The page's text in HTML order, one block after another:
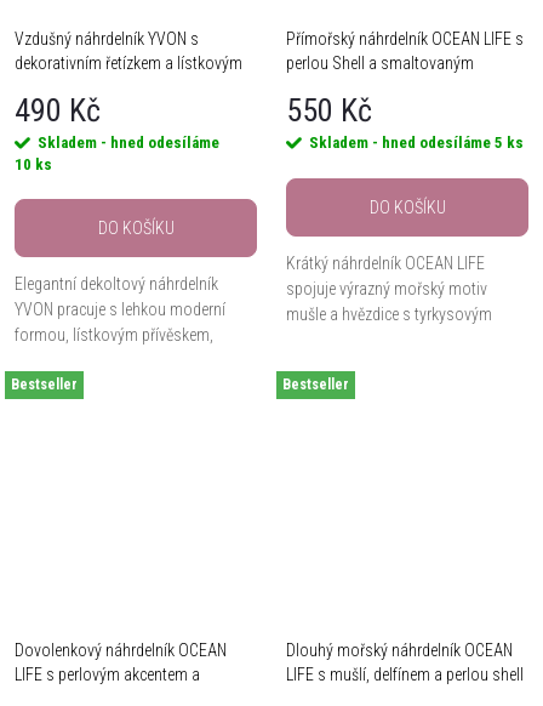
Vzdušný náhrdelník YVON s
dekorativním řetízkem a lístkovým
490 Kč
Skladem - hned odesíláme
10 ks
DO KOŠÍKU
Elegantní dekoltový náhrdelník
YVON pracuje s lehkou moderní
formou, lístkovým přívěskem,
smaltem s jemným ombre
Přímořský náhrdelník OCEAN LIFE s
perlou Shell a smaltovaným
550 Kč
Skladem - hned odesíláme 5 ks
DO KOŠÍKU
Krátký náhrdelník OCEAN LIFE
spojuje výrazný mořský motiv
mušle a hvězdice s tyrkysovým
délka 42 cm + 8 cm prodloužení a...
Bestseller
Dovolenkový náhrdelník OCEAN
LIFE s perlovým akcentem a
Bestseller
Dlouhý mořský náhrdelník OCEAN
LIFE s mušlí, delfínem a perlou shell